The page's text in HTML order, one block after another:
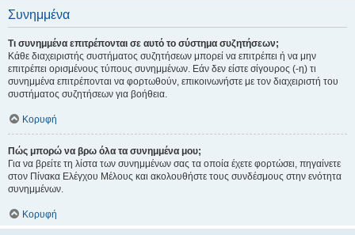
Συνημμένα
Τι συνημμένα επιτρέπονται σε αυτό το σύστημα συζητήσεων;
Κάθε διαχειριστής συστήματος συζητήσεων μπορεί να επιτρέπει ή να μην
επιτρέπει ορισμένους τύπους συνημμένων. Εάν δεν είστε σίγουρος (-η) τι
συνημμένα επιτρέπονται να φορτωθούν, επικοινωνήστε με τον διαχειριστή του
συστήματος συζητήσεων για βοήθεια.
Κορυφή
Πώς μπορώ να βρω όλα τα συνημμένα μου;
Για να βρείτε τη λίστα των συνημμένων σας τα οποία έχετε φορτώσει, πηγαίνετε
στον Πίνακα Ελέγχου Μέλους και ακολουθήστε τους συνδέσμους στην ενότητα
συνημμένων.
Κορυφή